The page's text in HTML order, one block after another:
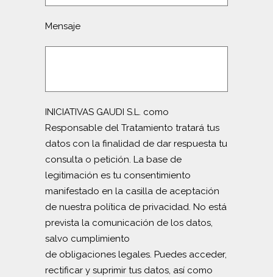
Mensaje
INICIATIVAS GAUDI S.L. como
Responsable del Tratamiento tratará tus
datos con la finalidad de dar respuesta tu
consulta o petición. La base de
legitimación es tu consentimiento
manifestado en la casilla de aceptación
de nuestra política de privacidad. No está
prevista la comunicación de los datos,
salvo cumplimiento
de obligaciones legales. Puedes acceder,
rectificar y suprimir tus datos, así como